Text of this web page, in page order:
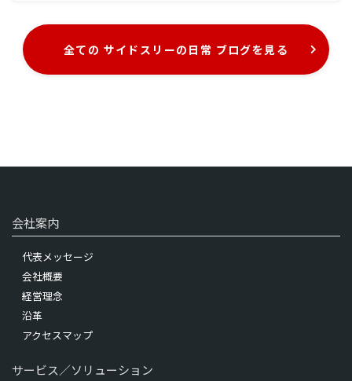
全ての サイドスリーの日常 ブログを見る
会社案内
代表メッセージ
会社概要
経営理念
沿革
アクセスマップ
サービス／ソリューション